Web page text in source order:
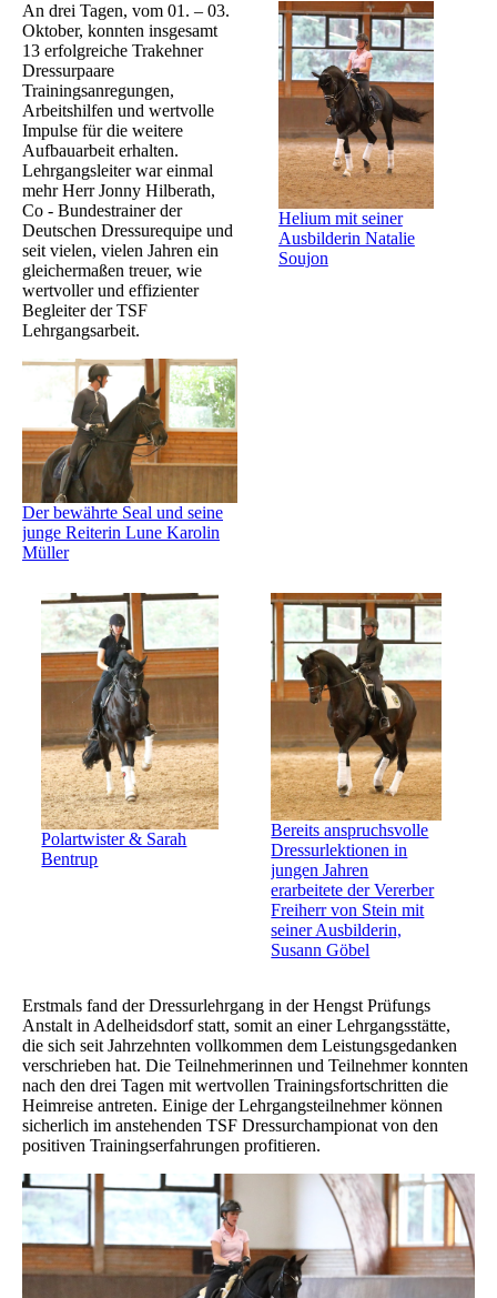
An drei Tagen, vom 01. – 03.
Oktober, konnten insgesamt
13 erfolgreiche Trakehner
Dressurpaare
Trainingsanregungen,
Arbeitshilfen und wertvolle
Impulse für die weitere
Aufbauarbeit erhalten.
Lehrgangsleiter war einmal
mehr Herr Jonny Hilberath,
Co - Bundestrainer der
Deutschen Dressurequipe und
seit vielen, vielen Jahren ein
gleichermaßen treuer, wie
wertvoller und effizienter
Begleiter der TSF
Lehrgangsarbeit.
Der bewährte Seal und seine
junge Reiterin Lune Karolin
Müller
Helium mit seiner
Ausbilderin Natalie
Soujon
Polartwister & Sarah
Bentrup
Bereits anspruchsvolle
Dressurlektionen in
jungen Jahren
erarbeitete der Vererber
Freiherr von Stein mit
seiner Ausbilderin,
Susann Göbel
Erstmals fand der Dressurlehrgang in der Hengst Prüfungs
Anstalt in Adelheidsdorf statt, somit an einer Lehrgangsstätte,
die sich seit Jahrzehnten vollkommen dem Leistungsgedanken
verschrieben hat. Die Teilnehmerinnen und Teilnehmer konnten
nach den drei Tagen mit wertvollen Trainingsfortschritten die
Heimreise antreten. Einige der Lehrgangsteilnehmer können
sicherlich im anstehenden TSF Dressurchampionat von den
positiven Trainingserfahrungen profitieren.